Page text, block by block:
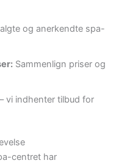
og anerkendte spa-
Sammenlign priser og
vi indhenter tilbud for
centret har